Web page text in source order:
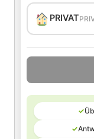
PRIVAT
✓
✓